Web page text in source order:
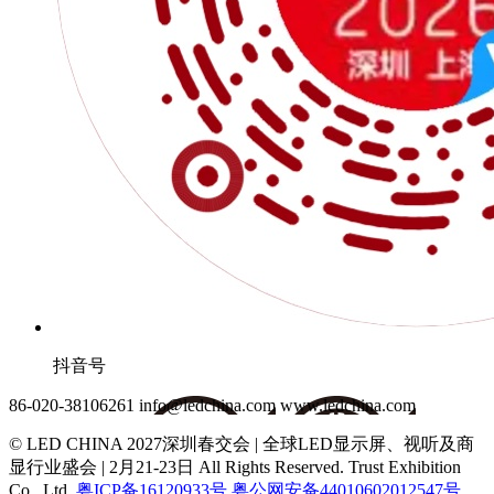
抖音号
86-020-38106261 info@ledchina.com www.ledchina.com
© LED CHINA 2027深圳春交会 | 全球LED显示屏、视听及商
显行业盛会 | 2月21-23日 All Rights Reserved. Trust Exhibition